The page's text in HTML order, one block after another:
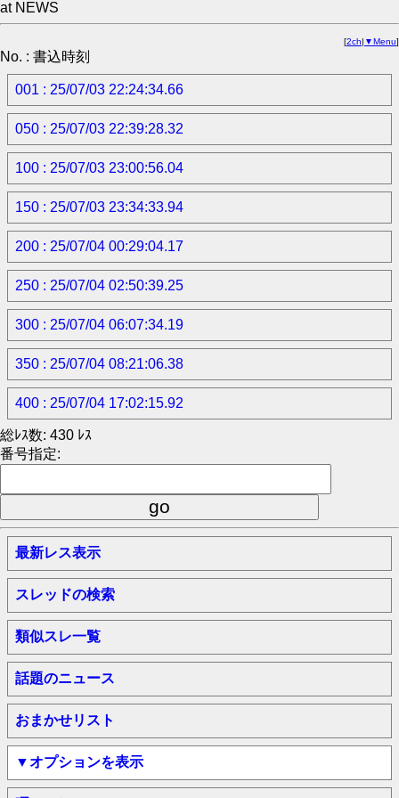
at NEWS
[2ch| ▼Menu]
No. : 書込時刻
001 : 25/07/03 22:24:34.66
050 : 25/07/03 22:39:28.32
100 : 25/07/03 23:00:56.04
150 : 25/07/03 23:34:33.94
200 : 25/07/04 00:29:04.17
250 : 25/07/04 02:50:39.25
300 : 25/07/04 06:07:34.19
350 : 25/07/04 08:21:06.38
400 : 25/07/04 17:02:15.92
総ﾚｽ数: 430 ﾚｽ
番号指定:
最新レス表示
スレッドの検索
類似スレ一覧
話題のニュース
おまかせリスト
▼オプションを表示